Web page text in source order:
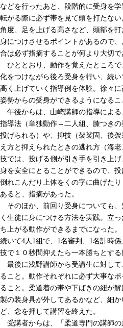
などを行ったあと、段階的に受身を
転がる際に必ず帯を見て頭を打たな
角度、足を上げる高さなど、頭部を
身につけさせるポイントがあるので
合は必ず指摘することが何より大切で
ひととおり、動作を覚えたところ
化をつけながら後ろ受身を行い、続
高く上げていく指導例を体験。徐々
姿勢からの受身ができるようになるこ
午後からは、山崎講師の指導によ
指導法（単独動作→二人組、膝つき
投げられる）や、抑技（袈裟固、後
え方と抑えられたときの逃れ方（海
技では、投げる側が引き手を引き上
身を安全にとることができるので、
倒れこんだり上体をくの字に曲げた
あると、指摘があった。
そのほか、前回り受身についても
く生徒に身につける方法を実践。立
ち上がる動作ができるまでになった。
続いて4人1組で、1名審判、1名計時
技で１０秒間抑えたら一本勝ちとする
最後に浅野講師から受講生に対し
ること。動作それぞれに必ず大事な
ること。柔道着の帯や下ばきの紐が
製の装身具が外してあるかなど、細
ど、念を押して講習を終えた。
受講者からは、「柔道専門の講師の